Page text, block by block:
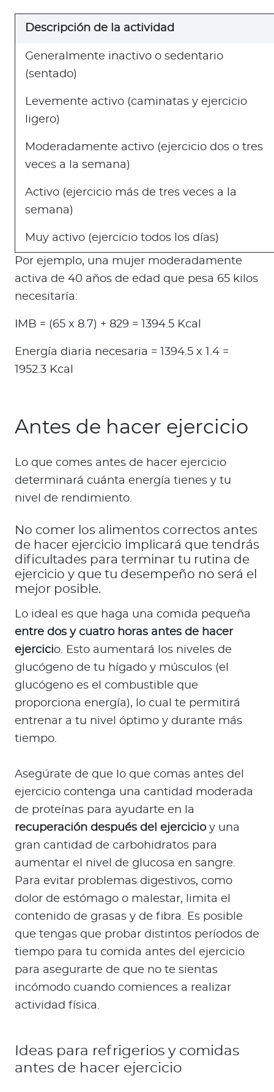
Descripción de la actividad
Generalmente inactivo o sedentario
(sentado)
Levemente activo (caminatas y ejercicio
ligero)
Moderadamente activo (ejercicio dos o tres
veces a la semana)
Activo (ejercicio más de tres veces a la
semana)
Muy activo (ejercicio todos los días)
Por ejemplo, una mujer moderadamente
activa de 40 años de edad que pesa 65 kilos
necesitaría:
IMB = (65 x 8.7) + 829 = 1394.5 Kcal
Energía diaria necesaria = 1394.5 x 1.4 =
1952.3 Kcal
Antes de hacer ejercicio
Lo que comes antes de hacer ejercicio
determinará cuánta energía tienes y tu
nivel de rendimiento.
No comer los alimentos correctos antes
de hacer ejercicio implicará que tendrás
dificultades para terminar tu rutina de
ejercicio y que tu desempeño no será el
mejor posible.
Lo ideal es que haga una comida pequeña
entre dos y cuatro horas antes de hacer
ejercicio. Esto aumentará los niveles de
glucógeno de tu hígado y músculos (el
glucógeno es el combustible que
proporciona energía), lo cual te permitirá
entrenar a tu nivel óptimo y durante más
tiempo.
Asegúrate de que lo que comas antes del
ejercicio contenga una cantidad moderada
de proteínas para ayudarte en la
recuperación después del ejercicioy una
gran cantidad de carbohidratos para
aumentar el nivel de glucosa en sangre.
Para evitar problemas digestivos, como
dolor de estómago o malestar, limita el
contenido de grasas y de fibra. Es posible
que tengas que probar distintos períodos de
tiempo para tu comida antes del ejercicio
para asegurarte de que no te sientas
incómodo cuando comiences a realizar
actividad física.
Ideas para refrigerios y comidas
antes de hacer ejercicio